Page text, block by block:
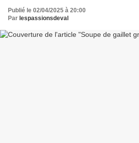
Publié le 02/04/2025 à 20:00
Par lespassionsdeval